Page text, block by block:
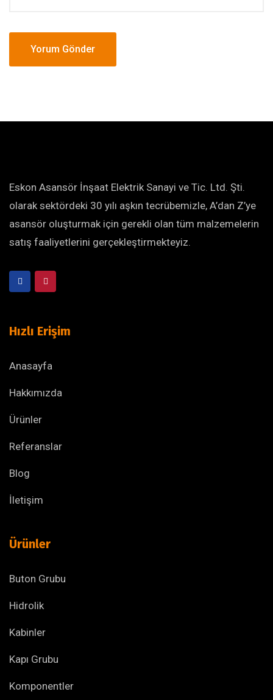
Eskon Asansör İnşaat Elektrik Sanayi ve Tic. Ltd. Şti.
olarak sektördeki 30 yılı aşkın tecrübemizle, A’dan Z’ye
asansör oluşturmak için gerekli olan tüm malzemelerin
satış faaliyetlerini gerçekleştirmekteyiz.
Hızlı Erişim
Anasayfa
Hakkımızda
Ürünler
Referanslar
Blog
İletişim
Ürünler
Buton Grubu
Hidrolik
Kabinler
Kapı Grubu
Komponentler